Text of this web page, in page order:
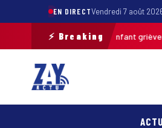
EN DIRECTVendredi 7 août
⚡ Breaking
de-Calais : un enfant grièvement brûlé